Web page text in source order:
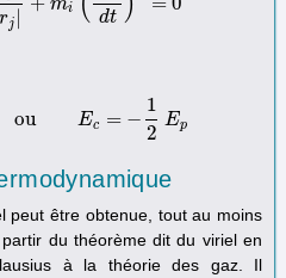
rj
mi
dt
j|ri− rj| +mi (d ridt) 2
ou Ec = −
1
2
Ep
ouE 2 E p
peut être obtenue, tout au moins
du théorème dit du viriel en
à la théorie des gaz. Il